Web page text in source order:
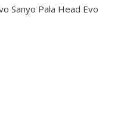
Sanyo Pala Head Evo